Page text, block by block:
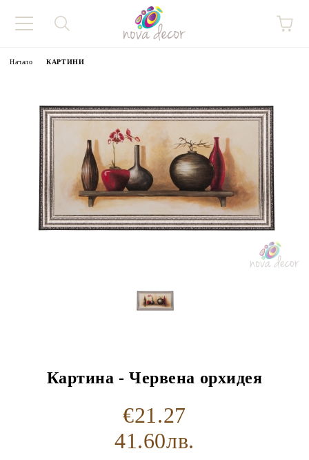
Начало КАРТИНИ
Картина - Червена орхидея
€21.27
41.60лв.